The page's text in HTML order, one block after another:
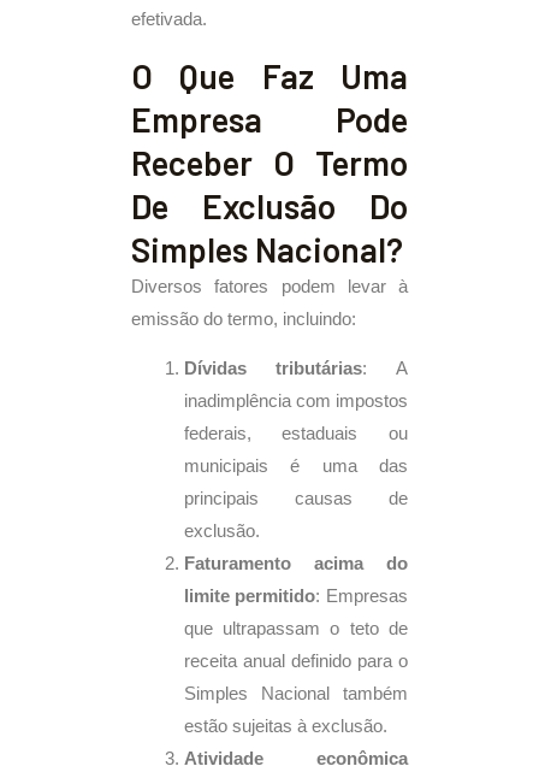
efetivada.
O Que Faz Uma
Empresa Pode
Receber O Termo
De Exclusão Do
Simples Nacional?
Diversos fatores podem levar à
emissão do termo, incluindo:
Dívidas tributárias: A
inadimplência com impostos
federais, estaduais ou
municipais é uma das
principais causas de
exclusão.
Faturamento acima do
limite permitido: Empresas
que ultrapassam o teto de
receita anual definido para o
Simples Nacional também
estão sujeitas à exclusão.
Atividade econômica